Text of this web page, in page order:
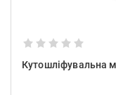
Кутошліфувальна